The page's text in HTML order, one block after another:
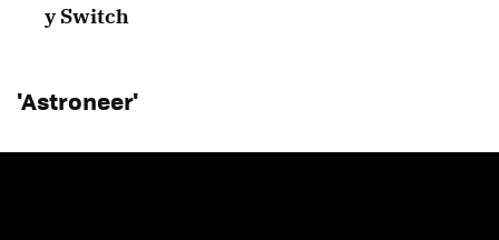
y Switch
'Astroneer'